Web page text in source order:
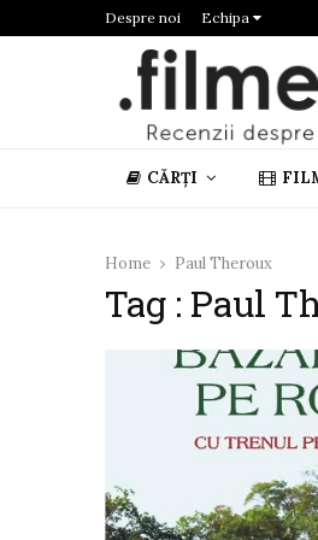
Despre noi Echipa
CĂRȚI
Home Paul Theroux
Tag : Paul